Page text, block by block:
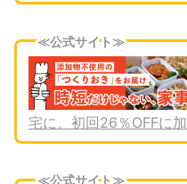
≪公式サイト≫
宅に。初回26％OFFに
≪公式サイト≫